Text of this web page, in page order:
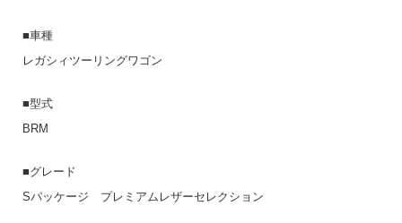
■車種
レガシィツーリングワゴン
■型式
BRM
■グレード
Sパッケージ プレミアムレザーセレクション